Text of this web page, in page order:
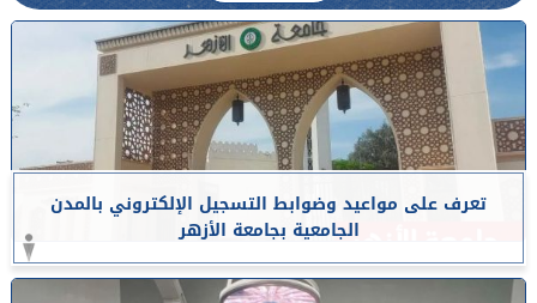
تعرف على مواعيد وضوابط التسجيل الإلكتروني بالمدن
الجامعية بجامعة الأزهر